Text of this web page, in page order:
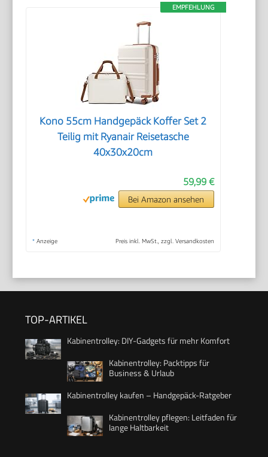
EMPFEHLUNG
Kono 55cm Handgepäck Koffer Set 2
Teilig mit Ryanair Reisetasche
40x30x20cm
59,99 €
Bei Amazon ansehen
* Anzeige Preis inkl. MwSt., zzgl. Versandkosten
TOP-ARTIKEL
Kabinentrolley: DIY-Gadgets für mehr Komfort
Kabinentrolley: Packtipps für
Business & Urlaub
Kabinentrolley kaufen – Handgepäck-Ratgeber
Kabinentrolley pflegen: Leitfaden für
lange Haltbarkeit